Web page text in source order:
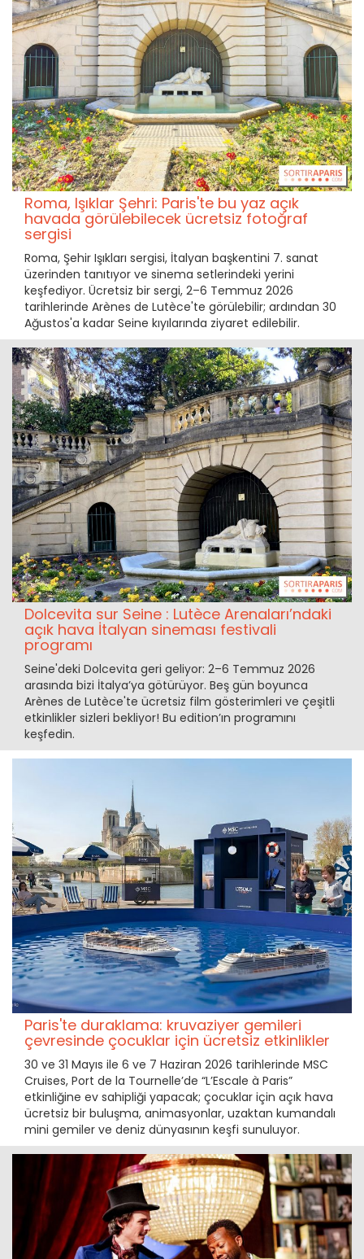
Roma, Işıklar Şehri: Paris'te bu yaz açık
havada görülebilecek ücretsiz fotoğraf
sergisi
Roma, Şehir Işıkları sergisi, İtalyan başkentini 7. sanat
üzerinden tanıtıyor ve sinema setlerindeki yerini
keşfediyor. Ücretsiz bir sergi, 2–6 Temmuz 2026
tarihlerinde Arènes de Lutèce'te görülebilir; ardından 30
Ağustos'a kadar Seine kıyılarında ziyaret edilebilir.
Dolcevita sur Seine : Lutèce Arenaları’ndaki
açık hava İtalyan sineması festivali
programı
Seine'deki Dolcevita geri geliyor: 2–6 Temmuz 2026
arasında bizi İtalya’ya götürüyor. Beş gün boyunca
Arènes de Lutèce'te ücretsiz film gösterimleri ve çeşitli
etkinlikler sizleri bekliyor! Bu edition’ın programını
keşfedin.
Paris'te duraklama: kruvaziyer gemileri
çevresinde çocuklar için ücretsiz etkinlikler
30 ve 31 Mayıs ile 6 ve 7 Haziran 2026 tarihlerinde MSC
Cruises, Port de la Tournelle’de “L’Escale à Paris”
etkinliğine ev sahipliği yapacak; çocuklar için açık hava
ücretsiz bir buluşma, animasyonlar, uzaktan kumandalı
mini gemiler ve deniz dünyasının keşfi sunuluyor.